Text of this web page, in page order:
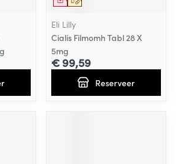
Eli Lilly
Cialis Filmomh Tabl 28 X
5mg
€ 99,59
Reserveer